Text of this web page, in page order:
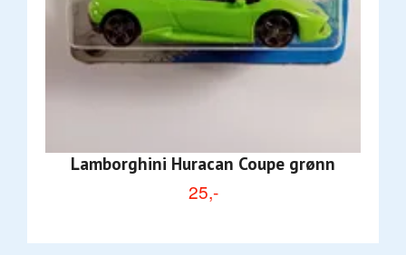
Lamborghini Huracan Coupe grønn
25,-